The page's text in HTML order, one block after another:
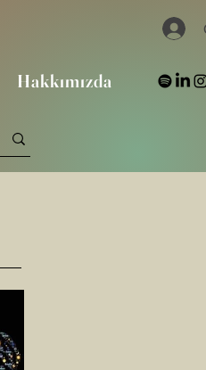
Hakkımızda